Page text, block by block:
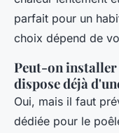
parfait pour un
choix dépend de
Peut-on installer
dispose déjà
Oui, mais il faut
dédiée pour le